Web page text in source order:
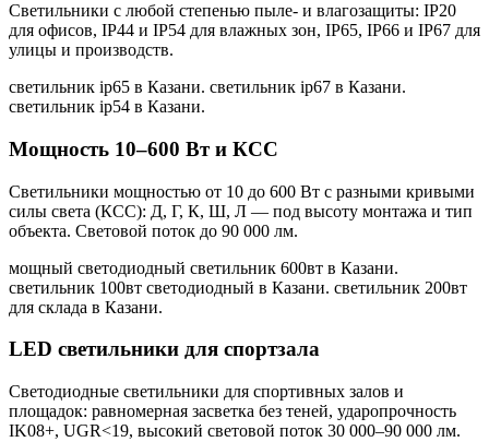
Светильники с любой степенью пыле- и влагозащиты: IP20
для офисов, IP44 и IP54 для влажных зон, IP65, IP66 и IP67 для
улицы и производств.
светильник ip65 в Казани. светильник ip67 в Казани.
светильник ip54 в Казани.
Мощность 10–600 Вт и КСС
Светильники мощностью от 10 до 600 Вт с разными кривыми
силы света (КСС): Д, Г, К, Ш, Л — под высоту монтажа и тип
объекта. Световой поток до 90 000 лм.
мощный светодиодный светильник 600вт в Казани.
светильник 100вт светодиодный в Казани. светильник 200вт
для склада в Казани.
LED светильники для спортзала
Светодиодные светильники для спортивных залов и
площадок: равномерная засветка без теней, ударопрочность
IK08+, UGR<19, высокий световой поток 30 000–90 000 лм.